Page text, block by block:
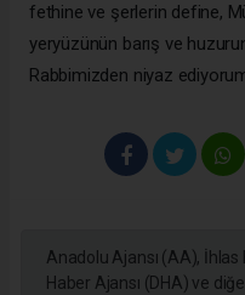
fethine ve şerlerin define,
yeryüzünün barış ve
Rabbimizden niyaz
Anadolu Ajansı (AA),
Haber Ajansı (DHA) ve